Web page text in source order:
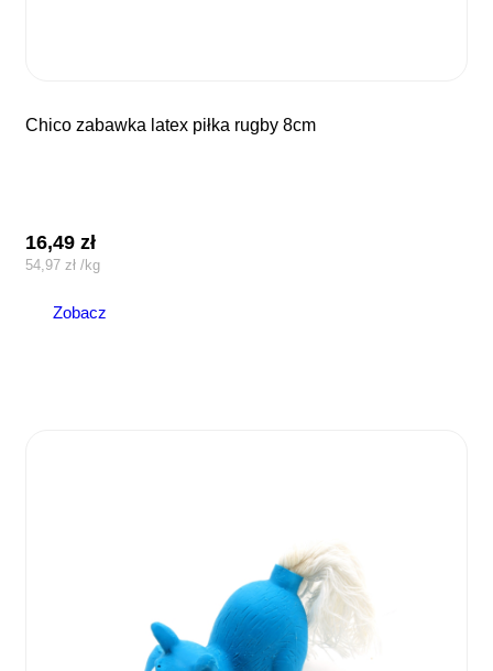
chico zabawka latex piłka rugby 8cm
16,49zł
54,97zł /kg
Zobacz